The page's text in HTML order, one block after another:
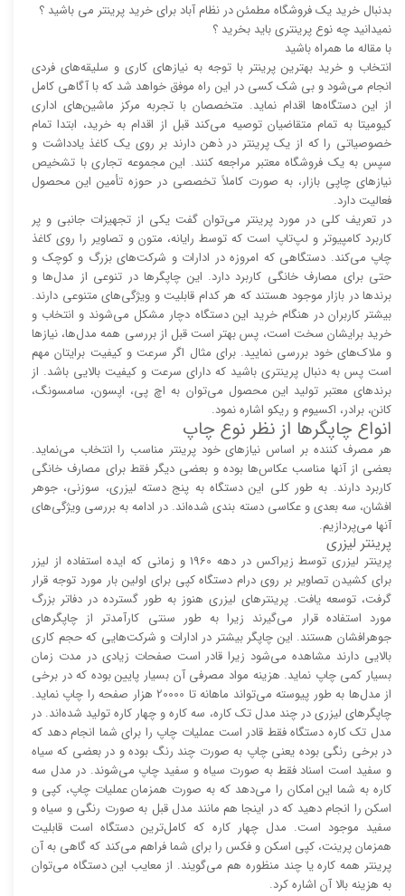
بدنبال خرید یک فروشگاه مطمئن در نظام آباد برای خرید پرینتر می باشید ؟
نمیدانید چه نوع پرینتری باید بخرید ؟
با مقاله ما همراه باشید
انتخاب و خرید بهترین پرینتر با توجه به نیاز‌‌های کاری و سلیقه‌های فردی
انجام می‌شود و بی شک کسی در این راه موفق خواهد شد که با آگاهی کامل
از این دستگاه‌ها اقدام نماید. متخصصان با تجربه مرکز ماشین‌های اداری
کیومیتا به تمام متقاضیان توصیه می‌کند قبل از اقدام به خرید، ابتدا تمام
خصوصیاتی را که از یک پرینتر در ذهن دارند بر روی یک کاغذ یادداشت و
سپس به یک فروشگاه معتبر مراجعه کنند. این مجموعه تجاری با تشخیص
نیاز‌‌های چاپی بازار، به صورت کاملاً تخصصی در حوزه تأمین این محصول
فعالیت دارد.
در تعریف کلی در مورد پرینتر می‌توان گفت یکی از تجهیزات جانبی و پر
کاربرد کامپیوتر و لپ‌تاپ است که توسط رایانه، متون و تصاویر را روی کاغذ
چاپ می‌کند. دستگاهی که امروزه در ادارات و شرکت‌های بزرگ و کوچک و
حتی برای مصارف خانگی کاربرد دارد. این چاپگر‌ها در تنوعی از مدل‌ها و
برند‌ها در بازار موجود هستند که هر کدام قابلیت و ویژگی‌های متنوعی دارند.
بیشتر کاربران در هنگام خرید این دستگاه دچار مشکل می‌شوند و انتخاب و
خرید برایشان سخت است، پس بهتر است قبل از بررسی همه مدل‌ها، نیاز‌ها
و ملاک‌های خود بررسی نمایید. برای مثال اگر سرعت و کیفیت برایتان مهم
است پس به دنبال پرینتری باشید که دارای سرعت و کیفیت بالایی باشد. از
برند‌های معتبر تولید این محصول می‌توان به اچ پی، اپسون، سامسونگ،
کانن، برادر، اکسیوم و ریکو اشاره نمود.
انواع چاپگر‌ها از نظر نوع چاپ
هر مصرف کننده بر اساس نیاز‌های خود پرینتر مناسب را انتخاب می‌نماید.
بعضی از آنها مناسب عکاس‌ها بوده و بعضی دیگر فقط برای مصارف خانگی
کاربرد دارند. به طور کلی این دستگاه به پنج دسته لیزری، سوزنی، جوهر
افشان، سه بعدی و عکاسی دسته بندی شده‌اند. در ادامه به بررسی ویژگی‌های
آنها می‌پردازیم.
پرینتر لیزری
پرینتر لیزری توسط زیراکس در دهه 1960 و زمانی که ایده استفاده از لیزر
برای کشیدن تصاویر بر روی درام دستگاه کپی برای اولین بار مورد توجه قرار
گرفت، توسعه یافت. پرینتر‌های لیزری هنوز به طور گسترده در دفاتر بزرگ
مورد استفاده قرار می‌گیرند زیرا به طور سنتی کارآمد‌‌تر از چاپگر‌های
جوهرافشان هستند. این چاپگر بیشتر در ادارات و شرکت‌هایی که حجم کاری
بالایی دارند مشاهده می‌شود زیرا قادر است صفحات زیادی در مدت زمان
بسیار کمی چاپ نماید. هزینه مواد مصرفی آن بسیار پایین بوده که در برخی
از مدل‌ها به طور پیوسته می‌تواند ماهانه تا 20000 هزار صفحه را چاپ نماید.
چاپگر‌های لیزری در چند مدل تک کاره، سه کاره و چهار کاره تولید شده‌اند. در
مدل تک کاره دستگاه فقط قادر است عملیات چاپ را برای شما انجام دهد که
در برخی رنگی بوده یعنی چاپ به صورت چند رنگ بوده و در بعضی که سیاه
و سفید است اسناد فقط به صورت سیاه و سفید چاپ می‌شوند. در مدل سه
کاره به شما این امکان را می‌دهد که به صورت همزمان عملیات چاپ، کپی و
اسکن را انجام دهید که در اینجا هم مانند مدل قبل به صورت رنگی و سیاه و
سفید موجود است. مدل چهار کاره که کامل‌ترین دستگاه است قابلیت
همزمان پرینت، کپی اسکن و فکس را برای شما فراهم می‌کند که گاهی به آن
پرینتر همه کاره یا چند منظوره هم می‌گویند. از معایب این دستگاه می‌توان
به هزینه بالا آن اشاره کرد.